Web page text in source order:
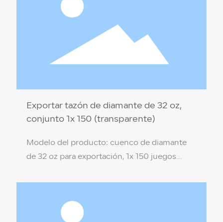
el medio ambiente) Color de la caja: Negro
Temperatura de resistencia: 110 ℃ / -18 ℃
Cantidad por caja: 150 juegos por caja
Exportar tazón de diamante de 32 oz,
conjunto 1x 150 (transparente)
Modelo del producto: cuenco de diamante
de 32 oz para exportación, 1x 150 juegos
17,5 * 8,3 * 9,4 cm Material del producto: PP
de grado alimenticio (no tóxico, respetuoso
con el medio ambiente) Color de la caja: